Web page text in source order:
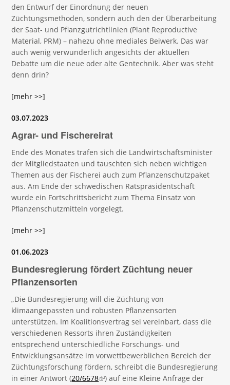
den Entwurf der Einordnung der neuen
Züchtungsmethoden, sondern auch den der Überarbeitung
der Saat- und Pflanzgutrichtlinien (Plant Reproductive
Material, PRM) – nahezu ohne mediales Beiwerk. Das war
auch wenig verwunderlich angesichts der aktuellen
Debatte um die neue oder alte Gentechnik. Aber was steht
denn drin?
[mehr >>]
03.07.2023
Agrar- und Fischereirat
Ende des Monates trafen sich die Landwirtschaftsminister
der Mitgliedstaaten und tauschten sich neben wichtigen
Themen aus der Fischerei auch zum Pflanzenschutzpaket
aus. Am Ende der schwedischen Ratspräsidentschaft
wurde ein Fortschrittsbericht zum Thema Einsatz von
Pflanzenschutzmitteln vorgelegt.
[mehr >>]
01.06.2023
Bundesregierung fördert Züchtung neuer
Pflanzensorten
„Die Bundesregierung will die Züchtung von
klimaangepassten und robusten Pflanzensorten
unterstützen. Im Koalitionsvertrag sei vereinbart, dass die
verschiedenen Ressorts ihren Zuständigkeiten
entsprechend unterschiedliche Forschungs- und
Entwicklungsansätze im vorwettbewerblichen Bereich der
Züchtungsforschung fördern, schreibt die Bundesregierung
in einer Antwort (20/6678(link is external)
) auf eine Kleine Anfrage der